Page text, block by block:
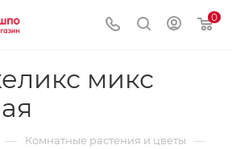
0
микс
— Комнатные растения и цветы —